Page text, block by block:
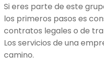
Si eres parte de este
los primeros pasos es
contratos legales o de
Los servicios de una
camino.